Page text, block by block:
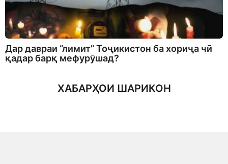
Дар давраи “лимит” Тоҷикистон ба хориҷа чӣ
қадар барқ мефурӯшад?
ХАБАРҲОИ ШАРИКОН